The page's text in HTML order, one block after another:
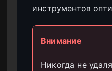
инструментов
Внимание
Никогда не